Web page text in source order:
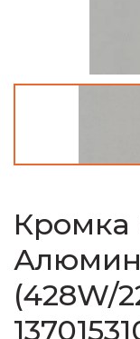
Кромка
(428W/